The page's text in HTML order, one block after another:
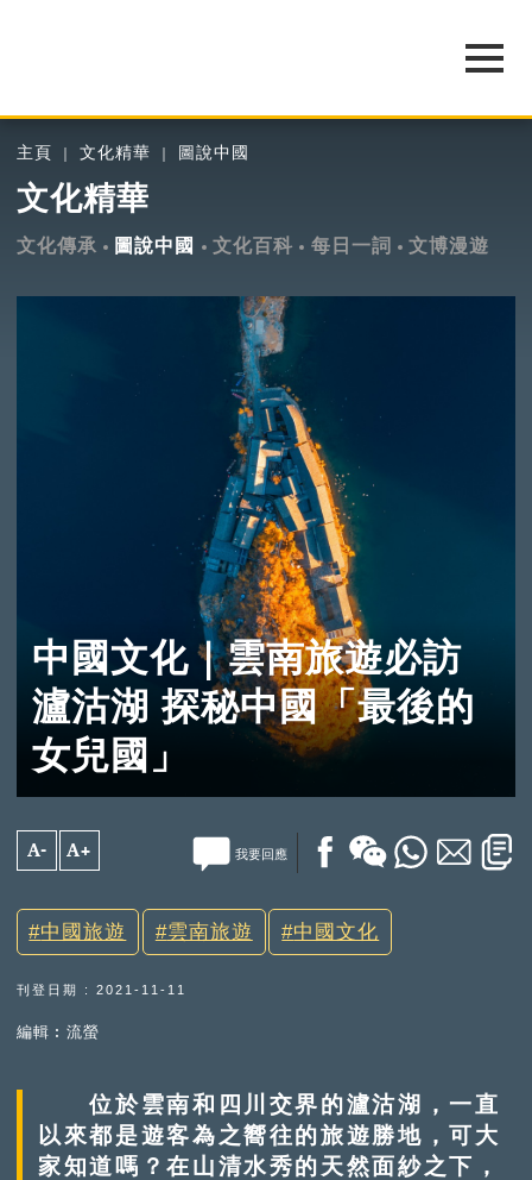
主頁 文化精華 圖說中國
文化精華
文化傳承 圖說中國 文化百科 每日一詞 文博漫遊
中國文化｜雲南旅遊必訪
瀘沽湖 探秘中國「最後的
女兒國」
A- A+ 我要回應
中國旅遊 雲南旅遊 中國文化
刊登日期 : 2021-11-11
編輯︰流螢
位於雲南和四川交界的瀘沽湖，一直
以來都是遊客為之嚮往的旅遊勝地，可大
家知道嗎？在山清水秀的天然面紗之下，